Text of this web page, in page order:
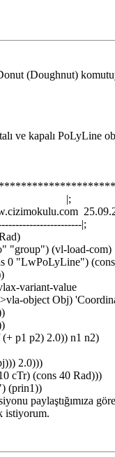
Donut (Doughnut)
ve kapalı PoLyLine
|;
|;
"group") (vl-load-com)
0 "LwPoLyLine")
variant-value
object Obj)
p2) 2.0)) n1 n2)
2.0)))
cTr) (cons 40 Rad)))
(prin1))
paylaştığımıza
istiyorum.